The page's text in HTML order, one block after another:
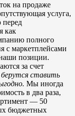
на продаже
услуга,
перед
как
полного
с маркетплейсами
позиции.
за счет
ставить
Мы иногда
в два раза,
— 50
бюджетных